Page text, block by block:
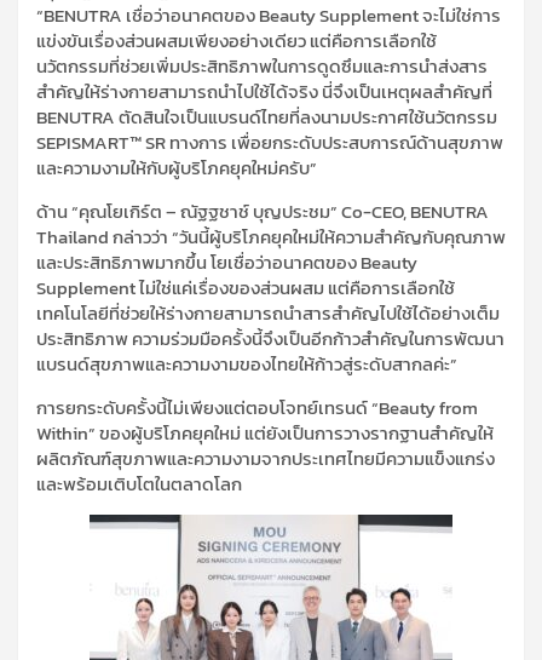
“BENUTRA เชื่อว่าอนาคตของ Beauty Supplement จะไม่ใช่การ
แข่งขันเรื่องส่วนผสมเพียงอย่างเดียว แต่คือการเลือกใช้
นวัตกรรมที่ช่วยเพิ่มประสิทธิภาพในการดูดซึมและการนำส่งสาร
สำคัญให้ร่างกายสามารถนำไปใช้ได้จริง นี่จึงเป็นเหตุผลสำคัญที่
BENUTRA ตัดสินใจเป็นแบรนด์ไทยที่ลงนามประกาศใช้นวัตกรรม
SEPISMART™ SR ทางการ เพื่อยกระดับประสบการณ์ด้านสุขภาพ
และความงามให้กับผู้บริโภคยุคใหม่ครับ”
ด้าน “คุณโยเกิร์ต – ณัฐฐชาช์ บุญประชม” Co-CEO, BENUTRA
Thailand กล่าวว่า “วันนี้ผู้บริโภคยุคใหม่ให้ความสำคัญกับคุณภาพ
และประสิทธิภาพมากขึ้น โยเชื่อว่าอนาคตของ Beauty
Supplement ไม่ใช่แค่เรื่องของส่วนผสม แต่คือการเลือกใช้
เทคโนโลยีที่ช่วยให้ร่างกายสามารถนำสารสำคัญไปใช้ได้อย่างเต็ม
ประสิทธิภาพ ความร่วมมือครั้งนี้จึงเป็นอีกก้าวสำคัญในการพัฒนา
แบรนด์สุขภาพและความงามของไทยให้ก้าวสู่ระดับสากลค่ะ”
การยกระดับครั้งนี้ไม่เพียงแต่ตอบโจทย์เทรนด์ “Beauty from
Within” ของผู้บริโภคยุคใหม่ แต่ยังเป็นการวางรากฐานสำคัญให้
ผลิตภัณฑ์สุขภาพและความงามจากประเทศไทยมีความแข็งแกร่ง
และพร้อมเติบโตในตลาดโลก